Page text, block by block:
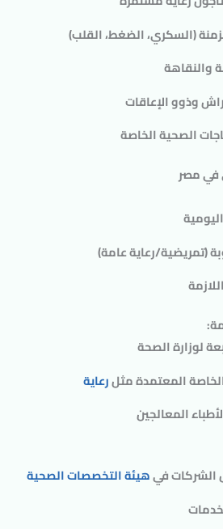
(السكري، الضغط، القلب)
والنقاهة
وذوو الإعاقات
الصحية الخاصة
في مصر
(تمريضية/رعاية عامة)
لوزارة الصحة
المعتمدة مثلرعاية
المعالجين
الشركات فيهيئة التخصصات الصحية